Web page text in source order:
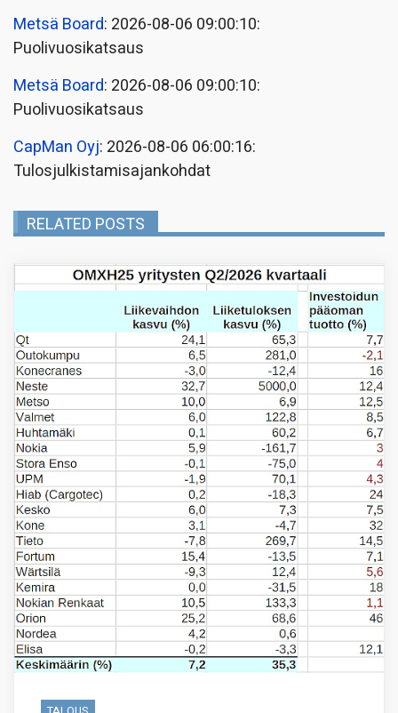
Metsä Board: 2026-08-06 09:00:10:
Puolivuosikatsaus
Metsä Board: 2026-08-06 09:00:10:
Puolivuosikatsaus
CapMan Oyj: 2026-08-06 06:00:16:
Tulosjulkistamisajankohdat
RELATED POSTS